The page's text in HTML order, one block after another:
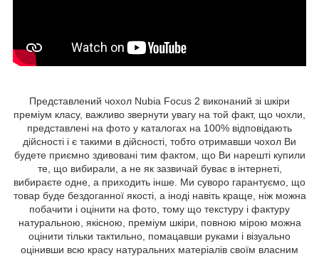
Представлений чохол Nubia Focus 2 виконаний зі шкіри
преміум класу, важливо звернути увагу на той факт, що чохли,
представлені на фото у каталогах на 100% відповідають
дійсності і є такими в дійсності, тобто отримавши чохол Ви
будете приємно здивовані тим фактом, що Ви нарешті купили
те, що вибирали, а не як зазвичай буває в інтернеті,
вибираєте одне, а приходить інше. Ми суворо гарантуємо, що
товар буде бездоганної якості, а іноді навіть краще, ніж можна
побачити і оцінити на фото, тому що текстуру і фактуру
натуральною, якісною, преміум шкіри, повною мірою можна
оцінити тільки тактильно, помацавши руками і візуально
оцінивши всю красу натуральних матеріалів своїм власним